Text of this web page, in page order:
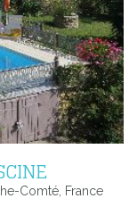
Comté, France